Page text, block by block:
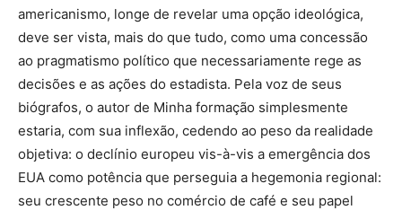
americanismo, longe de revelar uma opção ideológica,
deve ser vista, mais do que tudo, como uma concessão
ao pragmatismo político que necessariamente rege as
decisões e as ações do estadista. Pela voz de seus
biógrafos, o autor de Minha formação simplesmente
estaria, com sua inflexão, cedendo ao peso da realidade
objetiva: o declínio europeu vis-à-vis a emergência dos
EUA como potência que perseguia a hegemonia regional:
seu crescente peso no comércio de café e seu papel